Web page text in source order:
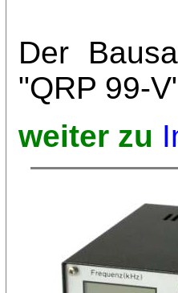
Der
"QRP 99-
weiter zu